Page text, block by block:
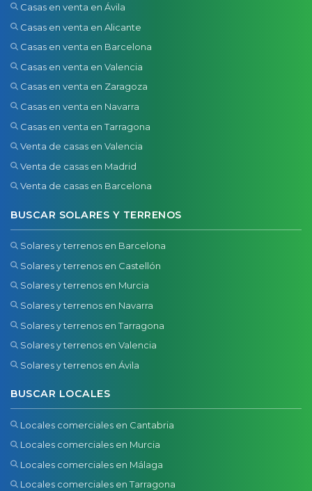
Casas en venta en Ávila
Casas en venta en Alicante
Casas en venta en Barcelona
Casas en venta en Valencia
Casas en venta en Zaragoza
Casas en venta en Navarra
Casas en venta en Tarragona
Venta de casas en Valencia
Venta de casas en Madrid
Venta de casas en Barcelona
BUSCAR SOLARES Y TERRENOS
Solares y terrenos en Barcelona
Solares y terrenos en Castellón
Solares y terrenos en Murcia
Solares y terrenos en Navarra
Solares y terrenos en Tarragona
Solares y terrenos en Valencia
Solares y terrenos en Ávila
BUSCAR LOCALES
Locales comerciales en Cantabria
Locales comerciales en Murcia
Locales comerciales en Málaga
Locales comerciales en Tarragona